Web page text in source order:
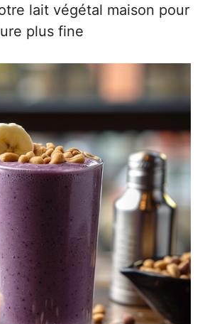
lait végétal maison pour
plus fine